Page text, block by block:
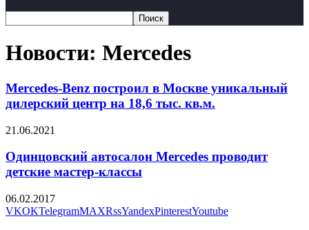
Новости: Mercedes
Mercedes-Benz построил в Москве уникальный
дилерский центр на 18,6 тыс. кв.м.
21.06.2021
Одинцовский автосалон Mercedes проводит
детские мастер-классы
06.02.2017
VKOKTelegramMAXRssYandexPinterestYoutube